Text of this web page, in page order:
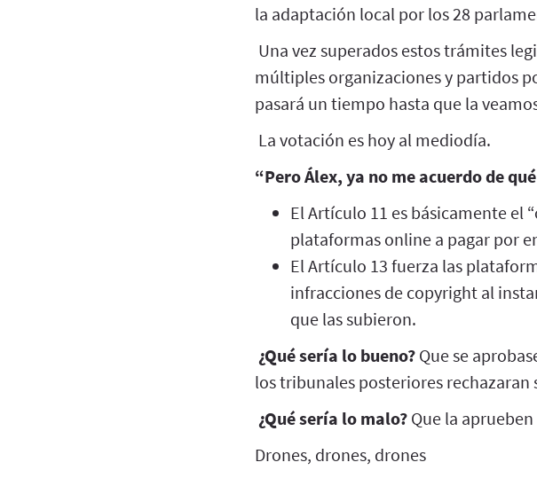
la adaptación local por los 28
Una vez superados estos trámites
múltiples organizaciones y partidos
pasará un tiempo hasta que la
La votación es hoy al mediodía.
“Pero Álex, ya no me acuerdo de
El Artículo 11 es básicamente el
plataformas online a pagar por
El Artículo 13 fuerza las
infracciones de copyright al
que las subieron.
¿Qué sería lo bueno? Que se
los tribunales posteriores rechazaran
¿Qué sería lo malo? Que la
Drones, drones, drones